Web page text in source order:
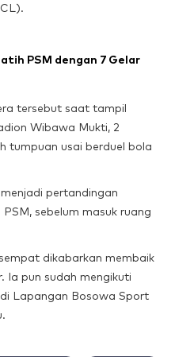
PSM dengan 7 Gelar
tersebut saat tampil
Wibawa Mukti, 2
tumpuan usai berduel bola
pertandingan
sebelum masuk ruang
dikabarkan membaik
Ia pun sudah mengikuti
Lapangan Bosowa Sport